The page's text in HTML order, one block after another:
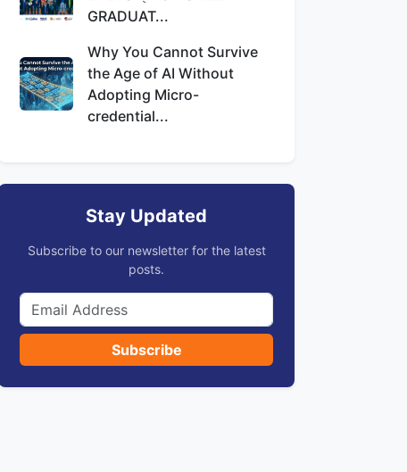
GRADUAT...
Why You Cannot Survive
the Age of AI Without
Adopting Micro-
credential...
Stay Updated
Subscribe to our newsletter for the latest
posts.
Subscribe